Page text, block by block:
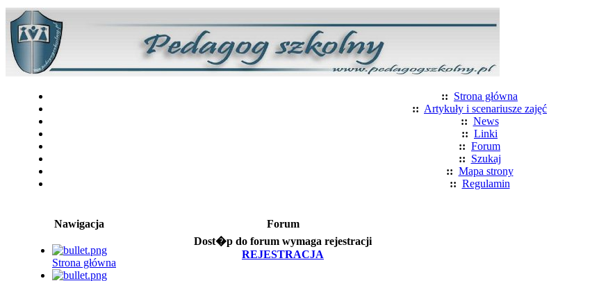
:: Strona główna
:: Artykuły i scenariusze zajęć
:: News
:: Linki
:: Forum
:: Szukaj
:: Mapa strony
:: Regulamin
Nawigacja
Strona główna
Forum
Dost�p do forum wymaga rejestracji
REJESTRACJA